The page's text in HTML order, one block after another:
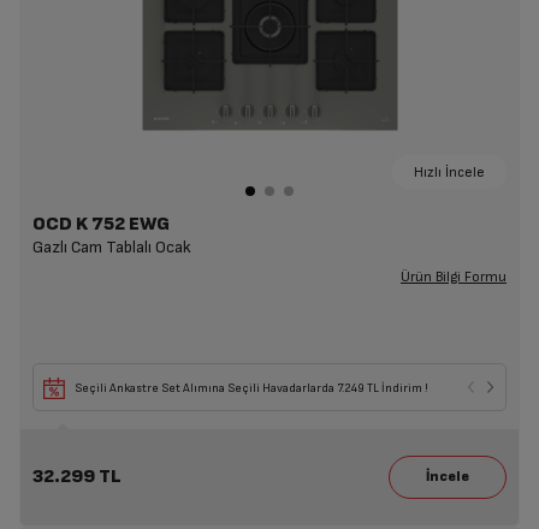
Hızlı İncele
OCD K 752 EWG
Gazlı Cam Tablalı Ocak
Ürün Bilgi Formu
Seçili Ankastre Set Alımına Seçili Havadarlarda 7.249 TL İndirim !
32.299 TL